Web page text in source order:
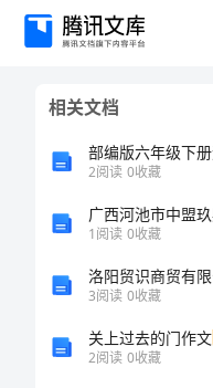
有
相关文档
2阅读 0收藏
1阅读 0收藏
3阅读 0收藏
关上过去的门作文
2阅读 0收藏